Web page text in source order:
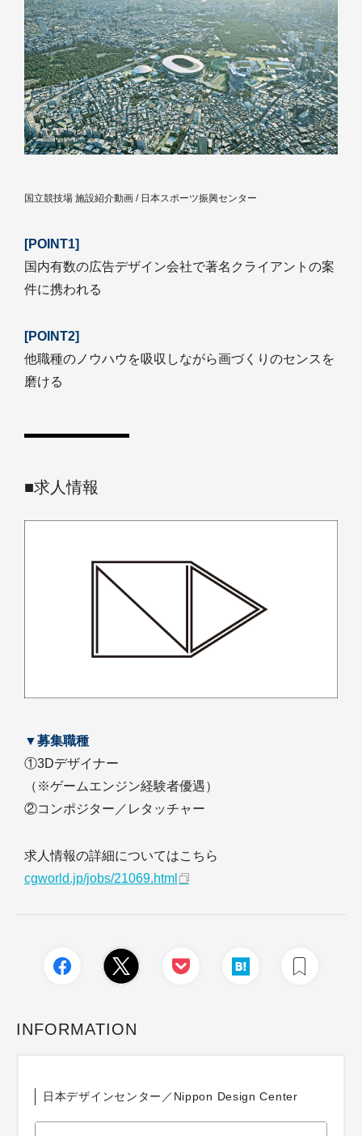
国立競技場 施設紹介動画 / 日本スポーツ振興センター
[POINT1]
国内有数の広告デザイン会社で著名クライアントの案
件に携われる
[POINT2]
他職種のノウハウを吸収しながら画づくりのセンスを
磨ける
■求人情報
▼募集職種
①3Dデザイナー
（※ゲームエンジン経験者優遇）
②コンポジター／レタッチャー
求人情報の詳細についてはこちら
cgworld.jp/jobs/21069.html
INFORMATION
日本デザインセンター／Nippon Design Center